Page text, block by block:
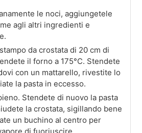
le noci, aggiungetele
agli altri ingredienti e
da crostata di 20 cm di
il forno a 175°C. Stendete
con un mattarello, rivestite lo
la pasta in eccesso.
Stendete di nuovo la pasta
la crostata, sigillando bene
un buchino al centro per